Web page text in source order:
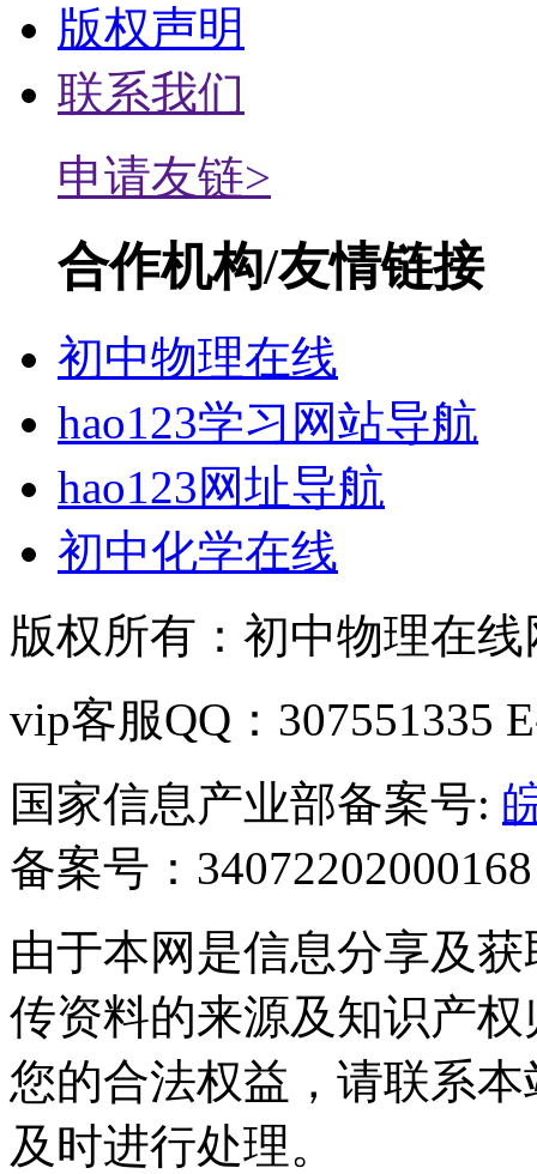
版权声明
联系我们
申请友链>
合作机构/友情链接
初中物理在线
hao123学习网站导航
hao123网址导航
初中化学在线
版权所有：初中物理在
vip客服QQ：307551335
国家信息产业部备案号:
备案号：34072202000168
由于本网是信息分享及
传资料的来源及知识产
您的合法权益，请联系
及时进行处理。